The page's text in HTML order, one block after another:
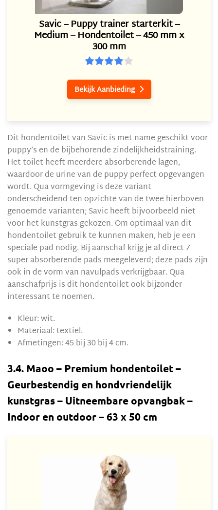
Savic – Puppy trainer starterkit –
Medium – Hondentoilet – 450 mm x
300 mm
Bekijk Aanbieding 
Dit hondentoilet van Savic is met name geschikt voor
puppy’s en de bijbehorende zindelijkheidstraining.
Het toilet heeft meerdere absorberende lagen,
waardoor de urine van de puppy perfect opgevangen
wordt. Qua vormgeving is deze variant
onderscheidend ten opzichte van de twee hierboven
genoemde varianten; Savic heeft bijvoorbeeld niet
voor het kunstgras gekozen. Om optimaal van dit
hondentoilet gebruik te kunnen maken, heb je een
speciale pad nodig. Bij aanschaf krijg je al direct 7
super absorberende pads meegeleverd; deze pads zijn
ook in de vorm van navulpads verkrijgbaar. Qua
aanschafprijs is dit hondentoilet ook bijzonder
interessant te noemen.
Kleur: wit.
Materiaal: textiel.
Afmetingen: 45 bij 30 bij 4 cm.
3.4. Maoo – Premium hondentoilet –
Geurbestendig en hondvriendelijk
kunstgras – Uitneembare opvangbak –
Indoor en outdoor – 63 x 50 cm